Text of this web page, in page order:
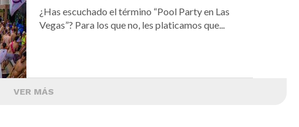
¿Has escuchado el término “Pool Party en Las
Vegas”? Para los que no, les platicamos que...
VER MÁS